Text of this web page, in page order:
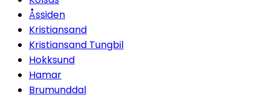
Åssiden
Kristiansand
Kristiansand Tungbil
Hokksund
Hamar
Brumunddal